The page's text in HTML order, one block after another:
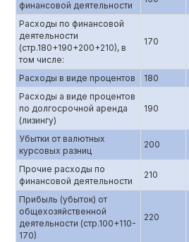
финансовой деятельности
Расходы по финансовой
деятельности
(стр.180+190+200+210), в
том числе:
170
Расходы в виде процентов 180
Расходы а виде процентов
по долгосрочной аренда
(лизингу)
190
Убытки от валютных
курсовых разниц
200
Прочие расходы по
финансовой деятельности
210
Прибыль (убыток) от
общехозяйственной
деятельности (стр.100+110-
170)
220